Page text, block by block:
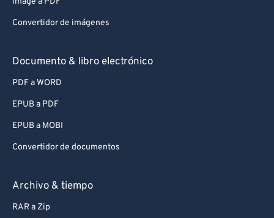
Convertidor de imágenes
Documento & libro electrónico
PDF a WORD
EPUB a PDF
EPUB a MOBI
Convertidor de documentos
Archivo & tiempo
RAR a Zip